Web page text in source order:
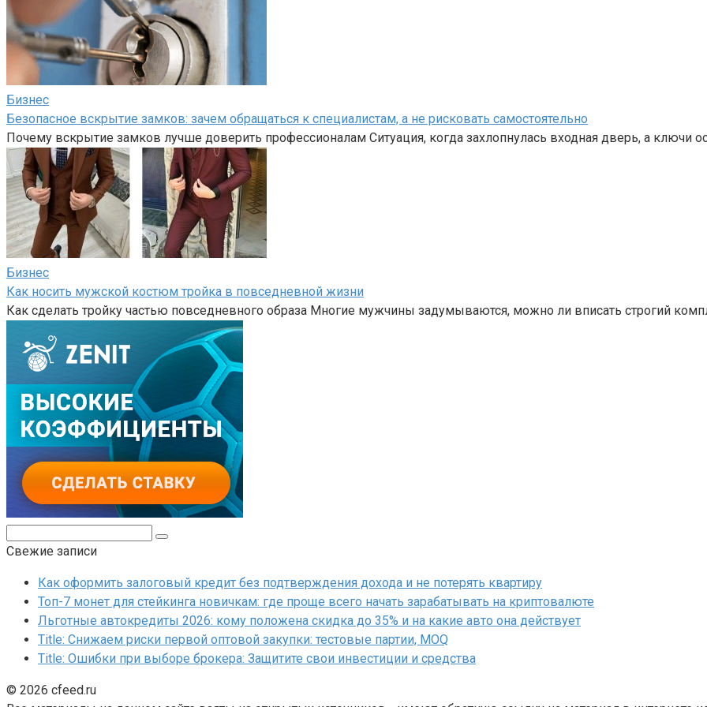
Бизнес
Безопасное вскрытие замков: зачем обращаться к специалистам, а не рисковать самостоятельно
Почему вскрытие замков лучше доверить профессионалам Ситуация, когда захлопнулась входная дверь, а ключи
Бизнес
Как носить мужской костюм тройка в повседневной жизни
Как сделать тройку частью повседневного образа Многие мужчины задумываются, можно ли вписать строгий
Свежие записи
Как оформить залоговый кредит без подтверждения дохода и не потерять квартиру
Топ-7 монет для стейкинга новичкам: где проще всего начать зарабатывать на криптовалюте
Льготные автокредиты 2026: кому положена скидка до 35% и на какие авто она действует
Title: Снижаем риски первой оптовой закупки: тестовые партии, MOQ
Title: Ошибки при выборе брокера: Защитите свои инвестиции и средства
© 2026 cfeed.ru